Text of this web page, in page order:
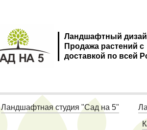
Ландшафтный
Продажа растений с
доставкой по всей
Ландшафтная студия "Сад на 5"